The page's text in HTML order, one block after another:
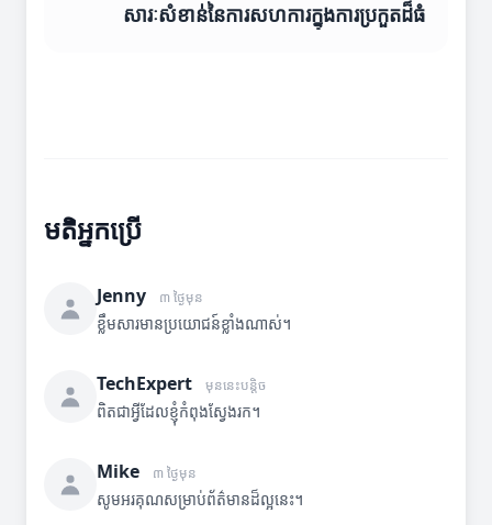
សារៈសំខាន់នៃការសហការក្នុងការប្រកួតដ៏ធំ
មតិអ្នកប្រើ
Jenny ៣ ថ្ងៃមុន
ខ្លឹមសារមានប្រយោជន៍ខ្លាំងណាស់។
TechExpert មុននេះបន្តិច
ពិតជាអ្វីដែលខ្ញុំកំពុងស្វែងរក។
Mike ៣ ថ្ងៃមុន
សូមអរគុណសម្រាប់ព័ត៌មានដ៏ល្អនេះ។